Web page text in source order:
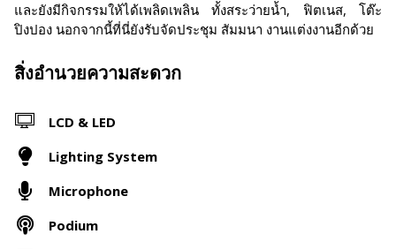
และยังมีกิจกรรมให้ได้เพลิดเพลิน ทั้งสระว่ายน้ำ, ฟิตเนส, โต๊ะ
ปิงปอง นอกจากนี้ที่นี่ยังรับจัดประชุม สัมมนา งานแต่งงานอีกด้วย
สิ่งอำนวยความสะดวก
LCD & LED
Lighting System
Microphone
Podium